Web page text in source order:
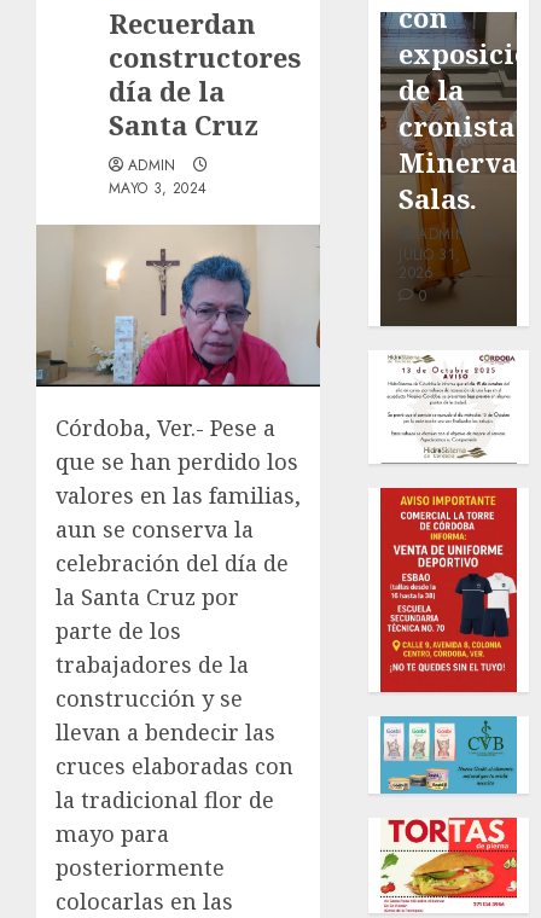
Recuerdan
constructores
día de la
Santa Cruz
ADMIN
MAYO 3, 2024
Córdoba, Ver.- Pese a
que se han perdido los
valores en las familias,
aun se conserva la
celebración del día de
la Santa Cruz por
parte de los
trabajadores de la
construcción y se
llevan a bendecir las
cruces elaboradas con
la tradicional flor de
mayo para
posteriormente
colocarlas en las
de San
Marcial
será
mejorada.
Interviene
CASF
JULIO 27,
2026
exposición
ADMIN
JULIO 31,
Ruiz
Galindo,
de
nuestra
ciudad.
ADMIN
JULIO 30,
2026
0